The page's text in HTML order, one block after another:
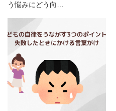
う悩みにどう向…